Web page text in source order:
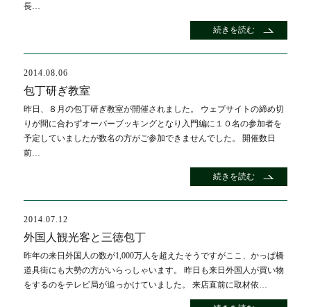
長…
続きを読む
2014.08.06
包丁研ぎ教室
昨日、８月の包丁研ぎ教室が開催されました。 ウェブサイトの締め切
りが間に合わずオーバーブッキングとなり入門編に１０名の参加者を
予定していましたが数名の方がご参加できませんでした。 開催数日
前…
続きを読む
2014.07.12
外国人観光客と三徳包丁
昨年の来日外国人の数が1,000万人を超えたそうですがここ、かっぱ橋
道具街にも大勢の方がいらっしゃいます。 昨日も来日外国人が買い物
をするのをテレビ局が追っかけていました。 来店直前に取材依…